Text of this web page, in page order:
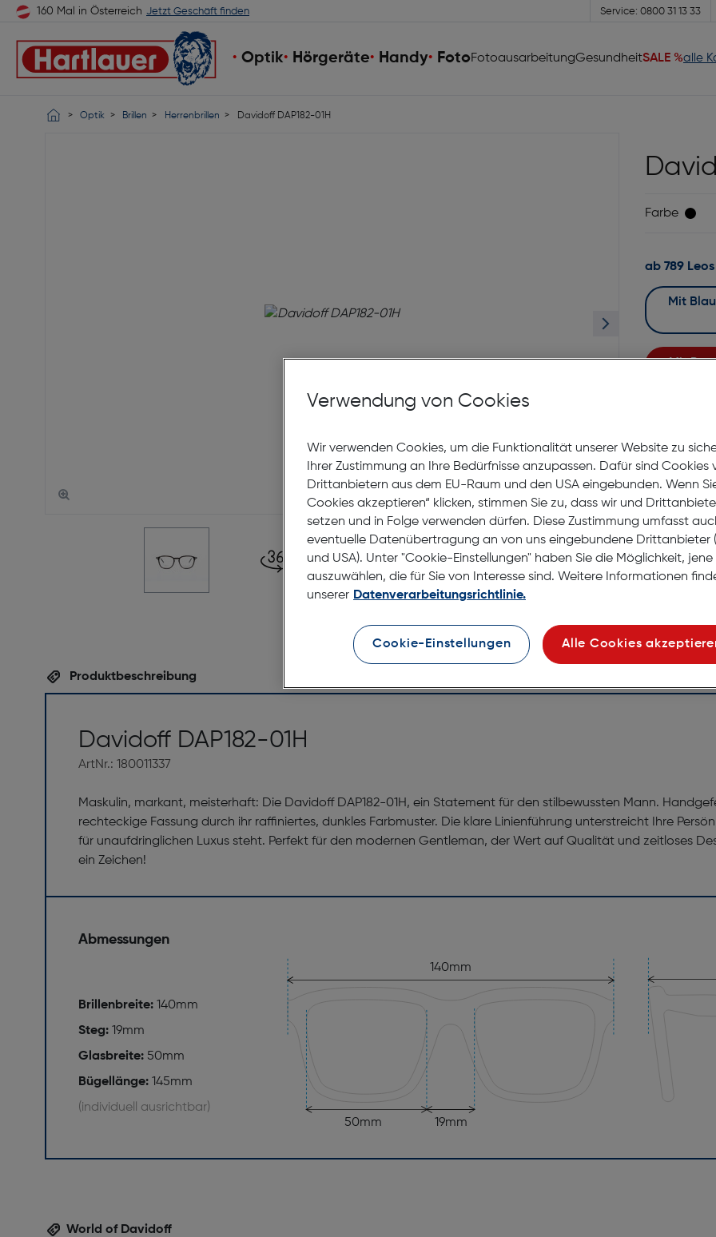
160 Mal in Österreich Jetzt Geschäft finden Service: 0800 31 13 33
Optik Hörgeräte Handy FotoFotoausarbeitungGesundheitSALE %alle
Optik Brillen Herrenbrillen Davidoff DAP182-01H
Farbe
ab 789 Leos
Mit Premiumgläsern und Superentspiegelung in Sehstärke
Jetzt
Lagernd
Nach
Produktbeschreibung
Davidoff DAP182-01H
ArtNr.: 180011337
Maskulin, markant, meisterhaft: Die Davidoff DAP182-01H, ein Statement für den stilbewussten Mann.
rechteckige Fassung durch ihr raffiniertes, dunkles Farbmuster. Die klare Linienführung unterstreicht Ihre
für unaufdringlichen Luxus steht. Perfekt für den modernen Gentleman, der Wert auf Qualität und zeitloses
ein Zeichen!
Abmessungen
Brillenbreite: 140mm
Steg: 19mm
Glasbreite: 50mm
Bügellänge: 145mm
(individuell ausrichtbar)
140mm
19mm
50mm
World of Davidoff
Verwendung von Cookies
Wir verwenden Cookies, um die Funktionalität unserer Website zu
Ihrer Zustimmung an Ihre Bedürfnisse anzupassen. Dafür sind Cookies
Drittanbietern aus dem EU-Raum und den USA eingebunden. Wenn
Cookies akzeptieren“ klicken, stimmen Sie zu, dass wir und
setzen und in Folge verwenden dürfen. Diese Zustimmung umfasst
eventuelle Datenübertragung an von uns eingebundene Drittanbieter
und USA). Unter "Cookie-Einstellungen" haben Sie die Möglichkeit,
auszuwählen, die für Sie von Interesse sind. Weitere Informationen
unserer Datenverarbeitungsrichtlinie.
Cookie-Einstellungen Alle Cookies